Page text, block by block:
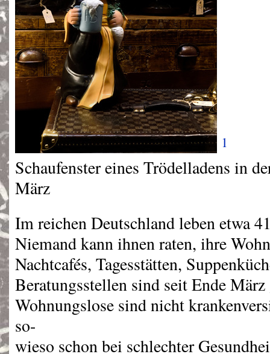
1
Schaufenster eines Trödelladens in
März
Im reichen Deutschland leben etwa
Niemand kann ihnen raten, ihre
Nachtcafés, Tagesstätten,
Beratungsstellen sind seit Ende
Wohnungslose sind nicht
so-
wieso schon bei schlechter